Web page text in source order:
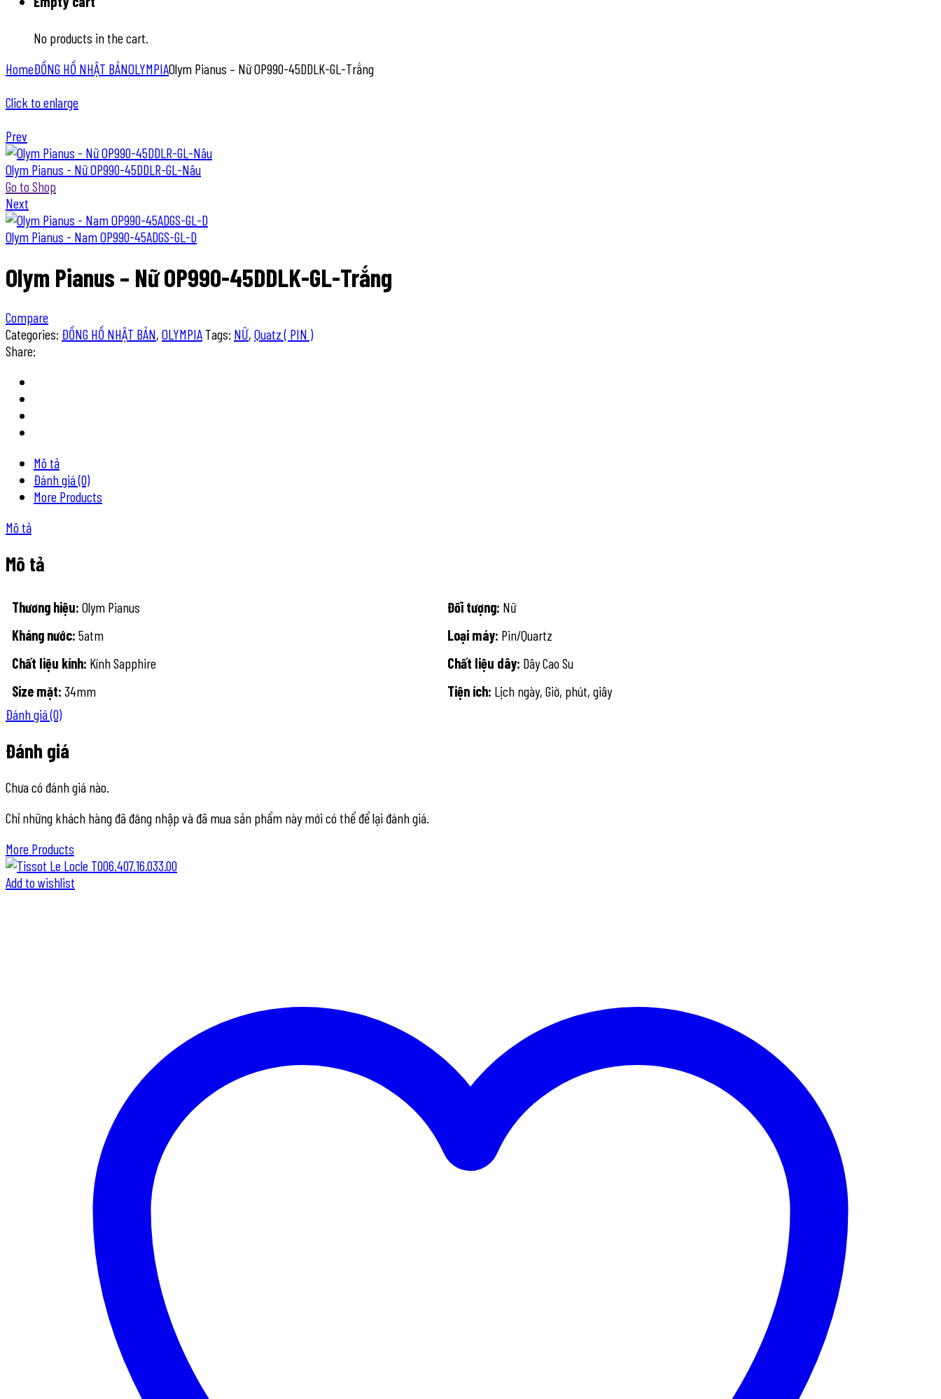
No products in the cart.
HomeĐỒNG HỒ NHẬT BẢNOLYMPIAOlym Pianus – Nữ OP990-45DDLK-GL-Trắng
Click to enlarge
Prev
Olym Pianus - Nữ OP990-45DDLR-GL-Nâu
Go to Shop
Next
Olym Pianus - Nam OP990-45ADGS-GL-D
Olym Pianus – Nữ OP990-45DDLK-GL-Trắng
Compare
Categories: ĐỒNG HỒ NHẬT BẢN, OLYMPIA Tags: NỮ, Quatz ( PIN )
Share:
Mô tả
Đánh giá (0)
More Products
Mô tả
Mô tả
Thương hiệu: Olym Pianus Đối tượng: Nữ
Kháng nước: 5atm Loại máy: Pin/Quartz
Chất liệu kính: Kính Sapphire Chất liệu dây: Dây Cao Su
Size mặt: 34mm Tiện ích: Lịch ngày, Giờ, phút, giây
Đánh giá (0)
Đánh giá
Chưa có đánh giá nào.
Chỉ những khách hàng đã đăng nhập và đã mua sản phẩm này mới có thể để lại đánh giá.
More Products
Add to wishlist